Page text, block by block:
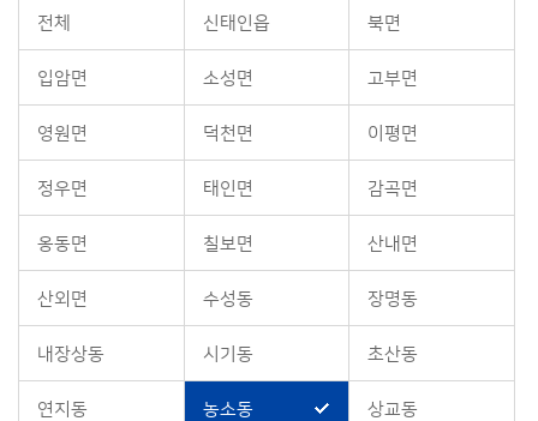
전체 신태인읍 북면
입암면 소성면 고부면
영원면 덕천면 이평면
정우면 태인면 감곡면
옹동면 칠보면 산내면
산외면 수성동 장명동
내장상동 시기동 초산동
연지동 농소동 상교동